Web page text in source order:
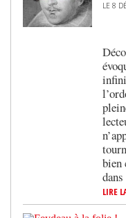
LE 8
bien
LIRE